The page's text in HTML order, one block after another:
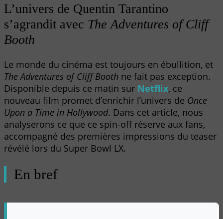
L’univers de Quentin Tarantino
s’agrandit avec The Adventures of Cliff
Booth
Le monde du cinéma est toujours en ébullition, et
The Adventures of Cliff Booth ne fait pas exception.
Disponible depuis ce matin sur Netflix, ce
nouveau film promet d’enrichir l’univers de Once
Upon a Time in Hollywood. Dans cet article, nous
analyserons ce que ce spin-off réserve aux fans,
accompagné des premières impressions du teaser
révélé lors du Super Bowl LX.
En bref